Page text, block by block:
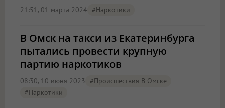
21:51, 01 марта 2024 #наркотики
В Омск на такси из Екатеринбурга
пытались провести крупную
партию наркотиков
08:30, 10 июня 2023 #Происшествия В Омске
#наркотики